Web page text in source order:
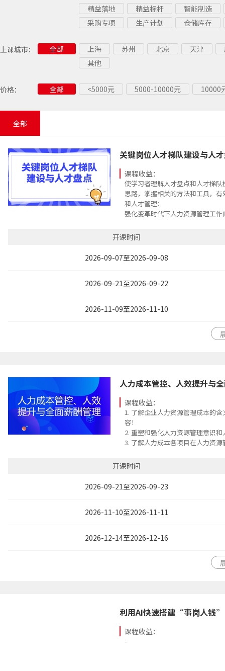
精益落地
精益标杆
智能制造
采购专项
生产计划 仓储库存
上课城市： 全部 上海 苏州 北京 天津
其他
价格： 全部 <5000元 5000-10000元 10000
全部
关键岗位人才梯队建设与人
课程收益：
使学习者理解人才盘点和人才梯
思路，掌握相关的方法和工具，
和人才管理：
强化变革时代下人力资源管理工
理解人才盘点范畴的相关概念、
的内在联系；
掌握人才盘点工作的重要原则和典
掌握人才梯队梳理和建设工作的
开课时间
2026-09-07至2026-09-08
2026-09-21至2026-09-22
2026-11-09至2026-11-10
人力成本管控、人效提升与
课程收益：
1. 了解企业人力资源管理成本的
容！
2. 重塑和强化人力资源管理意识
3. 了解人力成本各项目在人力资
5. 掌握人效管理背后的逻辑，合
人效解决方案
6. 在实例思考和参与中，获得提
7. 掌握宽带薪酬方案的全套设计工
9. 在实例思考和参与中，获得改
开课时间
2026-09-21至2026-09-23
2026-11-10至2026-11-11
2026-12-14至2026-12-16
利用AI快速搭建“事岗人钱
课程收益：
-